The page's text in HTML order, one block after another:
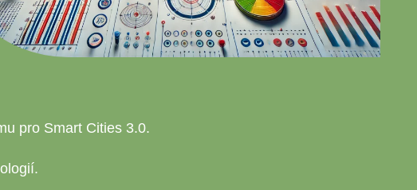
pro Smart Cities 3.0.